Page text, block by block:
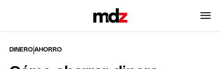
DINERO |AHORRO